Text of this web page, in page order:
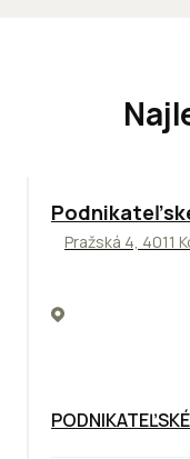
ODPORÚČAME
Pražská 4, 4011